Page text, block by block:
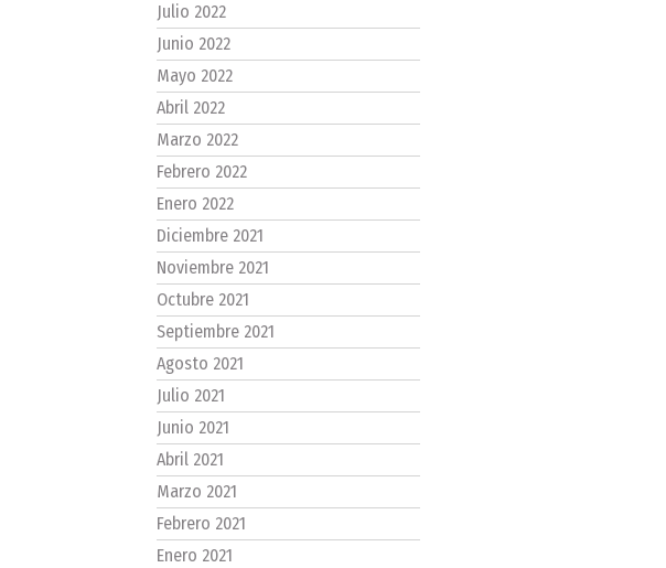
Julio 2022
Junio 2022
Mayo 2022
Abril 2022
Marzo 2022
Febrero 2022
Enero 2022
Diciembre 2021
Noviembre 2021
Octubre 2021
Septiembre 2021
Agosto 2021
Julio 2021
Junio 2021
Abril 2021
Marzo 2021
Febrero 2021
Enero 2021